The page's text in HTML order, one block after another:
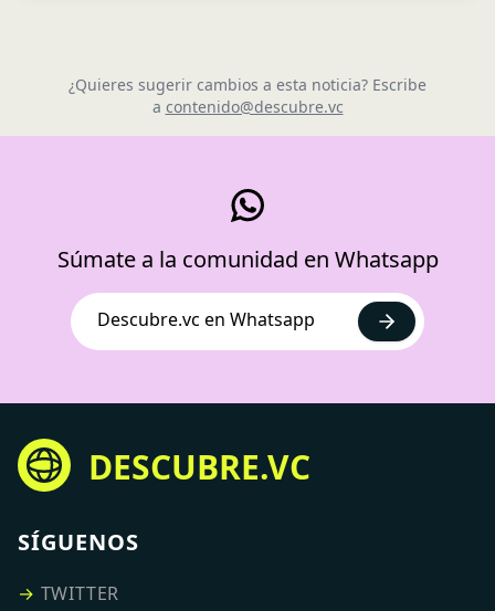
¿Quieres sugerir cambios a esta noticia? Escribe
a contenido@descubre.vc
Súmate a la comunidad en Whatsapp
Descubre.vc en Whatsapp
DESCUBRE.VC
SÍGUENOS
→ TWITTER